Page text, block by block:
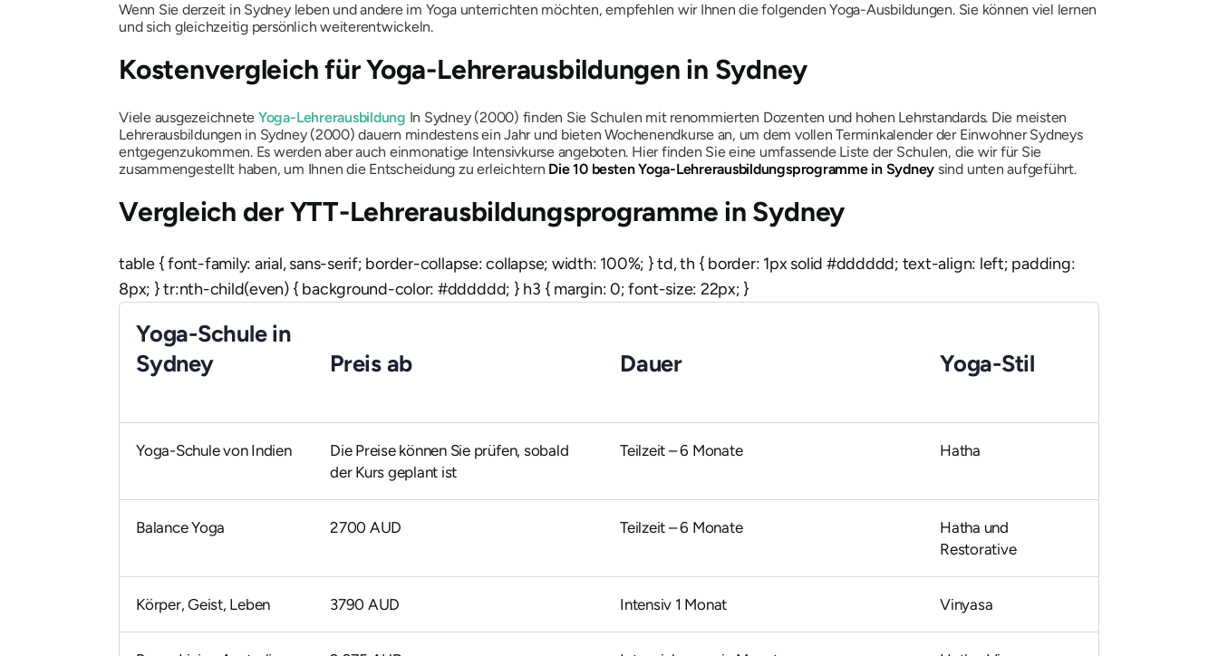
Wenn Sie derzeit in Sydney leben und andere im Yoga unterrichten möchten, empfehlen wir Ihnen die folgenden Yoga-Ausbildungen. Sie können viel lernen
und sich gleichzeitig persönlich weiterentwickeln.
Kostenvergleich für Yoga-Lehrerausbildungen in Sydney
Viele ausgezeichnete Yoga-Lehrerausbildung In Sydney (2000) finden Sie Schulen mit renommierten Dozenten und hohen Lehrstandards. Die meisten
Lehrerausbildungen in Sydney (2000) dauern mindestens ein Jahr und bieten Wochenendkurse an, um dem vollen Terminkalender der Einwohner Sydneys
entgegenzukommen. Es werden aber auch einmonatige Intensivkurse angeboten. Hier finden Sie eine umfassende Liste der Schulen, die wir für Sie
zusammengestellt haben, um Ihnen die Entscheidung zu erleichtern Die 10 besten Yoga-Lehrerausbildungsprogramme in Sydney sind unten aufgeführt.
Vergleich der YTT-Lehrerausbildungsprogramme in Sydney
table { font-family: arial, sans-serif; border-collapse: collapse; width: 100%; } td, th { border: 1px solid #dddddd; text-align: left; padding:
8px; } tr:nth-child(even) { background-color: #dddddd; } h3 { margin: 0; font-size: 22px; }
Yoga-Schule in
Sydney
Preis ab Dauer Yoga-Stil
Yoga-Schule von Indien
Die Preise können Sie prüfen, sobald
der Kurs geplant ist
Teilzeit – 6 Monate Hatha
Balance Yoga 2700 AUD Teilzeit – 6 Monate
Hatha und
Restorative
Körper, Geist, Leben 3790 AUD Intensiv 1 Monat Vinyasa